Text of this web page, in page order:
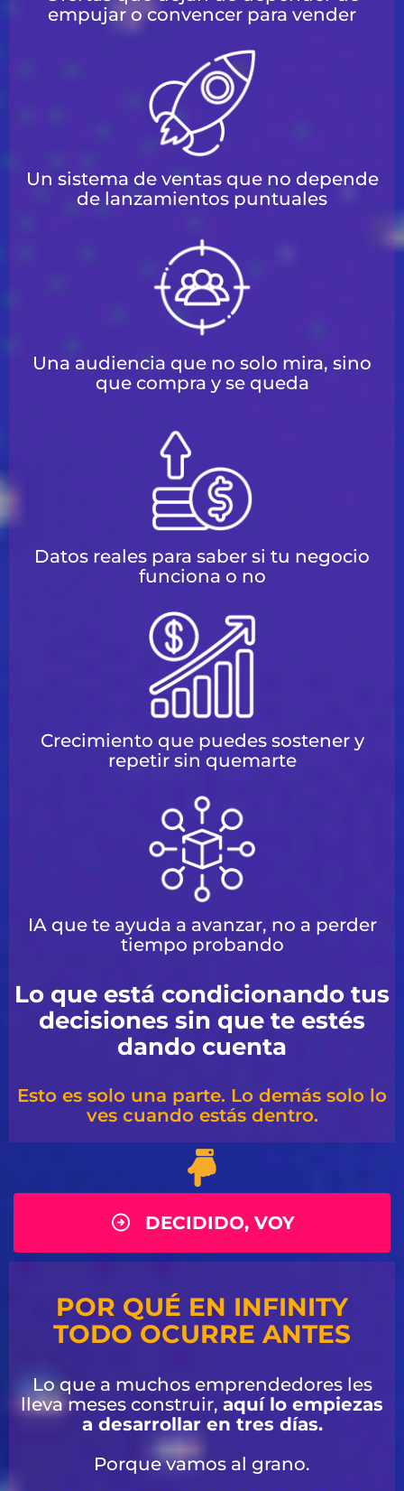
empujar o convencer para vender
Un sistema de ventas que no depende
de lanzamientos puntuales
Una audiencia que no solo mira, sino
que compra y se queda
Datos reales para saber si tu negocio
funciona o no
Crecimiento que puedes sostener y
repetir sin quemarte
IA que te ayuda a avanzar, no a perder
tiempo probando
Lo que está condicionando tus
decisiones sin que te estés
dando cuenta
Esto es solo una parte. Lo demás solo lo
ves cuando estás dentro.
DECIDIDO, VOY
POR QUÉ EN INFINITY
TODO OCURRE ANTES
Lo que a muchos emprendedores les
lleva meses construir, aquí lo empiezas
a desarrollar en tres días.
Porque vamos al grano.